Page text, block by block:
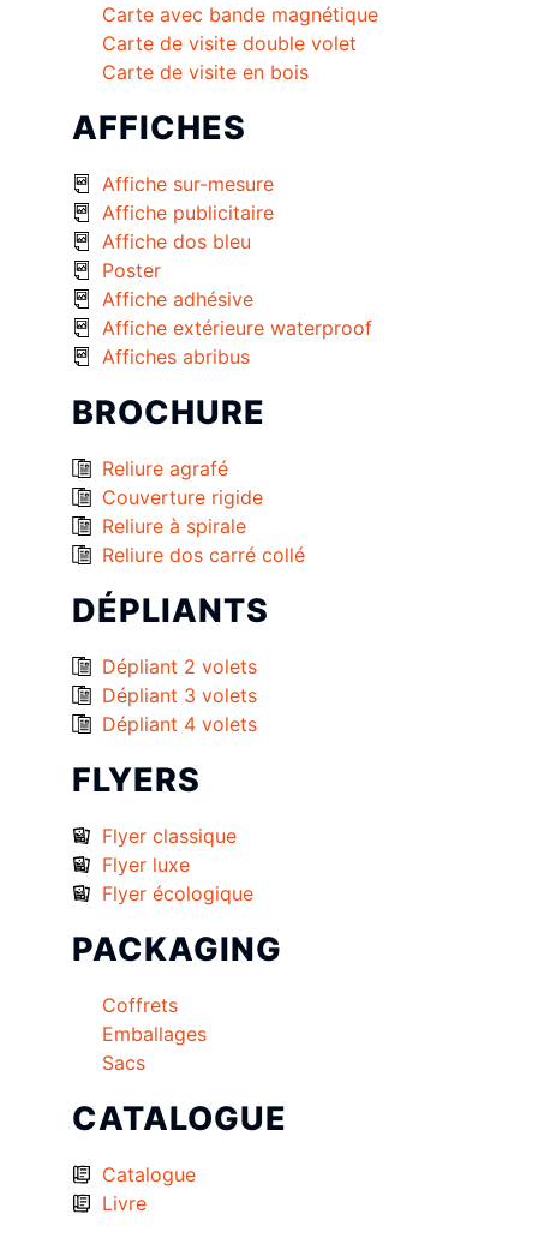
Carte avec bande magnétique
Carte de visite double volet
Carte de visite en bois
AFFICHES
Affiche sur-mesure
Affiche publicitaire
Affiche dos bleu
Poster
Affiche adhésive
Affiche extérieure waterproof
Affiches abribus
BROCHURE
Reliure agrafé
Couverture rigide
Reliure à spirale
Reliure dos carré collé
DÉPLIANTS
Dépliant 2 volets
Dépliant 3 volets
Dépliant 4 volets
FLYERS
Flyer classique
Flyer luxe
Flyer écologique
PACKAGING
Coffrets
Emballages
Sacs
CATALOGUE
Catalogue
Livre